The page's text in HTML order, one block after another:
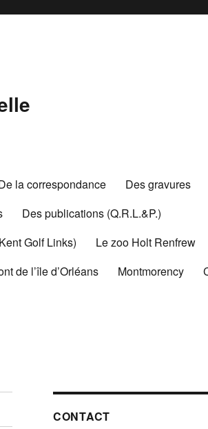
la correspondance
Des gravures
Des publications (Q.R.L.&P.)
Golf Links)
Le zoo Holt Renfrew
de l’île d’Orléans Montmorency
CONTACT